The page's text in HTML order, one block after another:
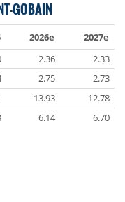
GOBAIN
2026e
2027e
2.36
2.33
2.75
2.73
13.93
12.78
6.14 6.70